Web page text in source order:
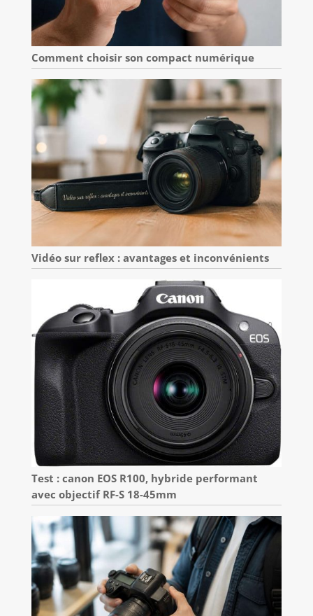
Comment choisir son compact numérique
Vidéo sur reflex : avantages et inconvénients
Test : canon EOS R100, hybride performant
avec objectif RF-S 18-45mm